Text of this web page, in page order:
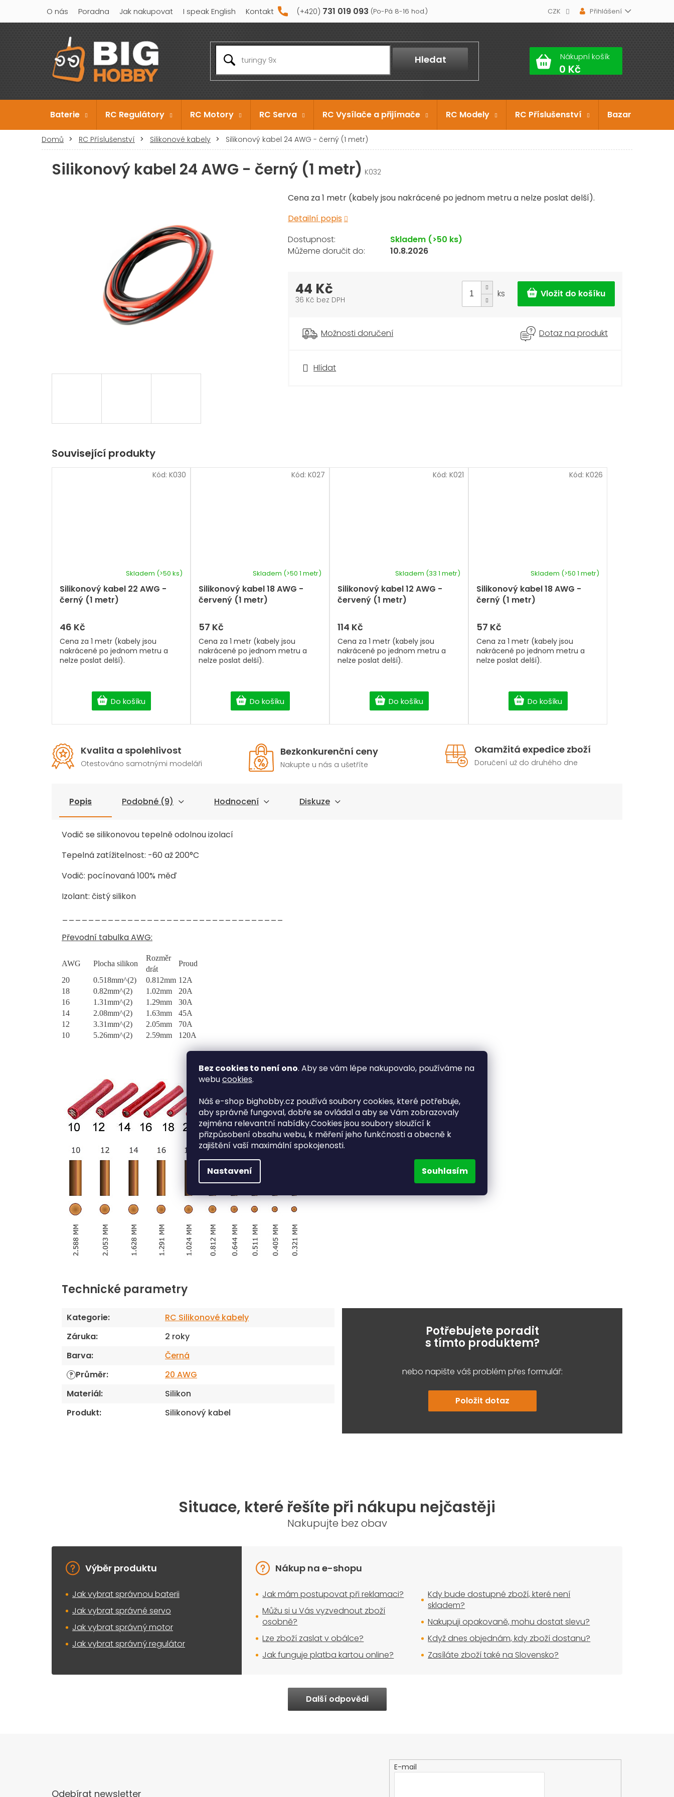
Bez cookies to není ono. Aby se vám lépe nakupovalo, používáme na
webucookies.
Náš e-shop bighobby.cz používá soubory cookies, které potřebuje,
aby správně fungoval, dobře se ovládal a aby se Vám zobrazovaly
zejména relevantní nabídky.Cookies jsou soubory sloužící k
přizpůsobení obsahu webu, k měření jeho funkčnosti a obecně k
zajištění vaší maximální spokojenosti.
Nastavení Souhlasím
obsah
731 019 093
O nás Poradna Jak nakupovat I speak English Kontakt CZK Přihlášení
Hledat Nákupní košík
Baterie RC Regulátory RC Motory RC Serva RC Vysílače a přijímače RC Modely RC Příslušenství Bazar
Domů RC Příslušenství Silikonové kabely Silikonový kabel 24 AWG - černý (1 metr)
Silikonový kabel 24 AWG - černý (1 metr) K032
Cena za 1 metr (kabely jsou nakrácené po jednom metru a nelze poslat delší).
Detailní popis
Hlídat
Skladem (>50 ks)
10.8.2026
44 Kč
36 Kč bez DPH
ks
Možnosti doručení Dotaz na produkt
Související produkty
Silikonový kabel 22 AWG -
černý (1 metr)
Skladem (>50 ks)
46 Kč
Do košíku
Cena za 1 metr (kabely jsou
nakrácené po jednom metru a
nelze poslat delší).
Kód: K030
Silikonový kabel 18 AWG -
červený (1 metr)
Skladem (>50 1 metr)
57 Kč
Do košíku
Cena za 1 metr (kabely jsou
nakrácené po jednom metru a
nelze poslat delší).
Kód: K027
Silikonový kabel 12 AWG -
červený (1 metr)
Skladem (33 1 metr)
114 Kč
Do košíku
Cena za 1 metr (kabely jsou
nakrácené po jednom metru a
nelze poslat delší).
Kód: K021
Silikonový kabel 18 AWG -
černý (1 metr)
hodnocení
produktu
je
z
hvězdiček.
Skladem (>50 1 metr)
57 Kč
Do košíku
Cena za 1 metr (kabely jsou
nakrácené po jednom metru a
nelze poslat delší).
Kód: K026
Kvalita a spolehlivost
Otestováno samotnými modeláři
Bezkonkurenční ceny
Nakupte u nás a ušetříte
Okamžitá expedice zboží
Doručení už do druhého dne
Popis Podobné (9) Hodnocení Diskuze
Vodič se silikonovou tepelně odolnou izolací
Tepelná zatížitelnost: -60 až 200°C
Vodič: pocínovaná 100% měď
Izolant: čistý silikon
Převodní tabulka AWG:
AWG Plocha silikon
Rozměr
drát
Proud
20
0.518mm^(2) 0.812mm 12A
18
0.82mm^(2) 1.02mm
20A
16
1.31mm^(2) 1.29mm
30A
14
2.08mm^(2) 1.63mm
45A
12
3.31mm^(2) 2.05mm
70A
10
5.26mm^(2) 2.59mm 120A
Technické parametry
Kategorie:
RC Silikonové kabely
Záruka:
2 roky
Barva: Černá
? Průměr:
20 AWG
Materiál:
Silikon
Produkt: Silikonový kabel
Potřebujete poradit
s tímto produktem?
nebo napište váš problém přes formulář:
Položit dotaz
Situace, které řešíte při nákupu nejčastěji
Nakupujte bez obav
Výběr produktu
Jak vybrat správnou baterii
Jak vybrat správné servo
Jak vybrat správný motor
Jak vybrat správný regulátor
Nákup na e-shopu
Jak mám postupovat při reklamaci?
Můžu si u Vás vyzvednout zboží
osobně?
Lze zboží zaslat v obálce?
Jak funguje platba kartou online?
Kdy bude dostupné zboží, které není
skladem?
Nakupuji opakovaně, mohu dostat slevu?
Když dnes objednám, kdy zboží dostanu?
Zasíláte zboží také na Slovensko?
Další odpovědi
Odebírat newsletter
E-mail